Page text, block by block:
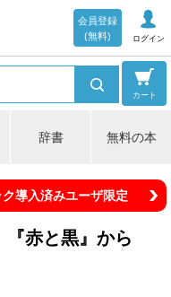
ログイン
会員登録
(無料)
カート
辞書 無料の本
導入済みユーザ限定
赤と黒』から